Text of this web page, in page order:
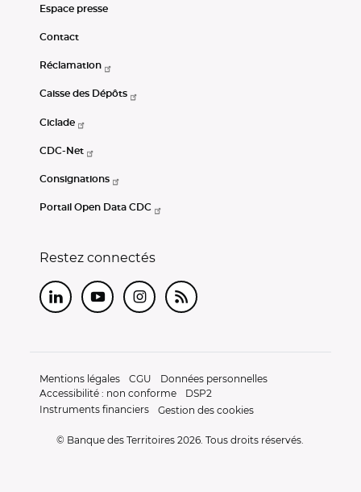
Espace presse
Contact
Réclamation
Caisse des Dépôts
Ciclade
CDC-Net
Consignations
Portail Open Data CDC
Restez connectés
LinkedInYoutubeInstagram
RSS
Mentions légales CGU
Données personnelles
Accessibilité : non conforme
DSP2
Instruments financiers
Gestion des cookies
© Banque des Territoires 2026. Tous droits réservés.